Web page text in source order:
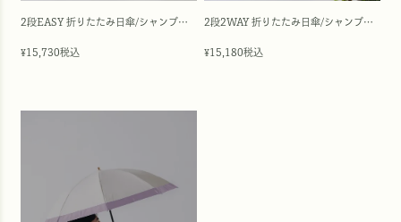
2段EASY 折りたたみ日傘/シャンブレー(50㎝)
¥15,730税込
2段2WAY 折りたたみ日傘/シャンブレー(50㎝)
¥15,180税込